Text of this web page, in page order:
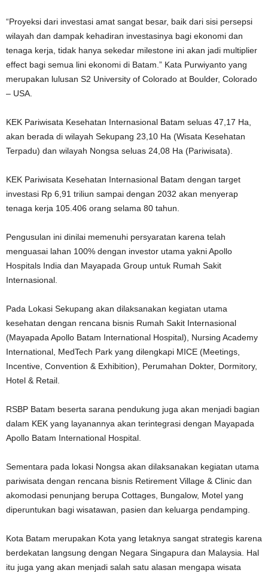
“Proyeksi dari investasi amat sangat besar, baik dari sisi persepsi
wilayah dan dampak kehadiran investasinya bagi ekonomi dan
tenaga kerja, tidak hanya sekedar milestone ini akan jadi multiplier
effect bagi semua lini ekonomi di Batam.” Kata Purwiyanto yang
merupakan lulusan S2 University of Colorado at Boulder, Colorado
– USA.
KEK Pariwisata Kesehatan Internasional Batam seluas 47,17 Ha,
akan berada di wilayah Sekupang 23,10 Ha (Wisata Kesehatan
Terpadu) dan wilayah Nongsa seluas 24,08 Ha (Pariwisata).
KEK Pariwisata Kesehatan Internasional Batam dengan target
investasi Rp 6,91 triliun sampai dengan 2032 akan menyerap
tenaga kerja 105.406 orang selama 80 tahun.
Pengusulan ini dinilai memenuhi persyaratan karena telah
menguasai lahan 100% dengan investor utama yakni Apollo
Hospitals India dan Mayapada Group untuk Rumah Sakit
Internasional.
Pada Lokasi Sekupang akan dilaksanakan kegiatan utama
kesehatan dengan rencana bisnis Rumah Sakit Internasional
(Mayapada Apollo Batam International Hospital), Nursing Academy
International, MedTech Park yang dilengkapi MICE (Meetings,
Incentive, Convention & Exhibition), Perumahan Dokter, Dormitory,
Hotel & Retail.
RSBP Batam beserta sarana pendukung juga akan menjadi bagian
dalam KEK yang layanannya akan terintegrasi dengan Mayapada
Apollo Batam International Hospital.
Sementara pada lokasi Nongsa akan dilaksanakan kegiatan utama
pariwisata dengan rencana bisnis Retirement Village & Clinic dan
akomodasi penunjang berupa Cottages, Bungalow, Motel yang
diperuntukan bagi wisatawan, pasien dan keluarga pendamping.
Kota Batam merupakan Kota yang letaknya sangat strategis karena
berdekatan langsung dengan Negara Singapura dan Malaysia. Hal
itu juga yang akan menjadi salah satu alasan mengapa wisata